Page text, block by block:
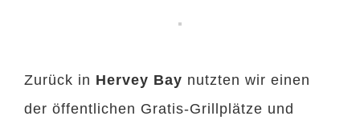
Zurück in Hervey Bay nutzten wir einen
der öffentlichen Gratis-Grillplätze und